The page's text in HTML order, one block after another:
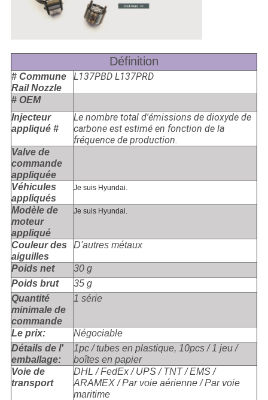
Définition
# Commune
Rail Nozzle
L137PBD L137PRD
# OEM
Injecteur
appliqué #
Le nombre total d'émissions de dioxyde de
carbone est estimé en fonction de la
fréquence de production.
Valve de
commande
appliquée
Véhicules
appliqués
Je suis Hyundai.
Modèle de
moteur
appliqué
Je suis Hyundai.
Couleur des
aiguilles
D'autres métaux
Poids net
30 g
Poids brut
35 g
Quantité
minimale de
commande
1 série
Le prix:
Négociable
Détails de l'
emballage:
1pc / tubes en plastique, 10pcs / 1 jeu /
boîtes en papier
Voie de
transport
DHL / FedEx / UPS / TNT / EMS /
ARAMEX / Par voie aérienne / Par voie
maritime